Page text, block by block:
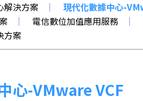
解決方案 ｜
現代化數據中心-
｜ 電信數位加值應用服務
｜
方案
心-VMware VCF